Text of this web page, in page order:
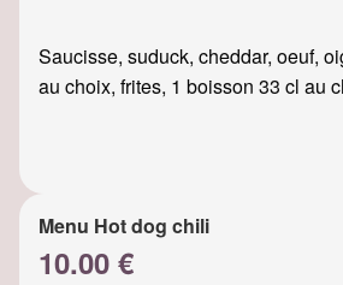
Saucisse, suduck, cheddar, oeuf,
au choix, frites, 1 boisson 33 cl au
Menu Hot dog chili
10.00 €